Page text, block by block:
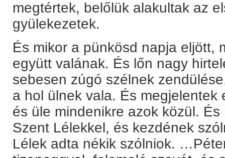
megtértek, belőlük alakultak az
gyülekezetek.
És mikor a pünkösd napja eljött,
együtt valának. És lőn nagy
sebesen zúgó szélnek
a hol ülnek vala. És megjelentek
és üle mindenikre azok közül.
Szent Lélekkel, és kezdének
Lélek adta nékik szólniok.